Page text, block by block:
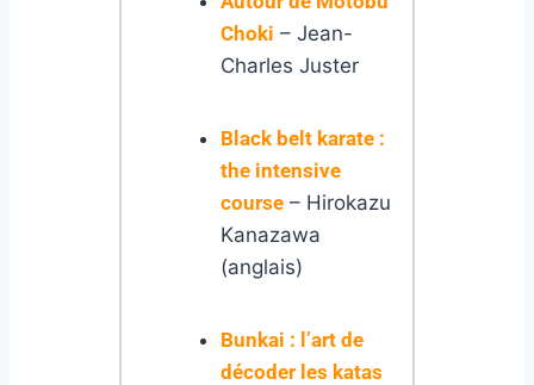
Choki – Jean-
Charles Juster
Black belt karate :
the intensive
course– Hirokazu
Kanazawa
(anglais)
Bunkai : l’art de
décoder les katas